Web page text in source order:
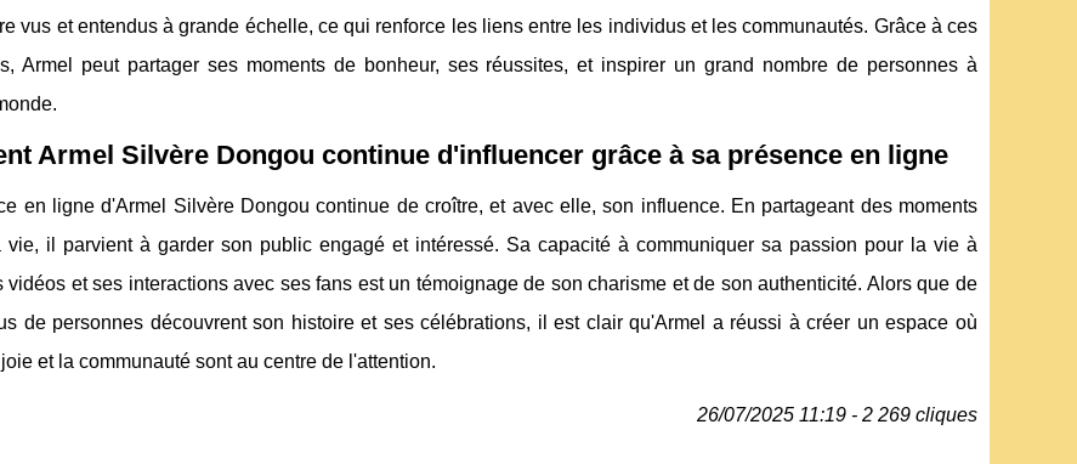
vus et entendus à grande échelle, ce qui renforce les liens entre les individus et les communautés. Grâce à ces
Armel peut partager ses moments de bonheur, ses réussites, et inspirer un grand nombre de personnes à
Armel Silvère Dongou continue d'influencer grâce à sa présence en ligne
en ligne d'Armel Silvère Dongou continue de croître, et avec elle, son influence. En partageant des moments
vie, il parvient à garder son public engagé et intéressé. Sa capacité à communiquer sa passion pour la vie à
vidéos et ses interactions avec ses fans est un témoignage de son charisme et de son authenticité. Alors que de
de personnes découvrent son histoire et ses célébrations, il est clair qu'Armel a réussi à créer un espace où
joie et la communauté sont au centre de l'attention.
26/07/2025 11:19 - 2 269 cliques